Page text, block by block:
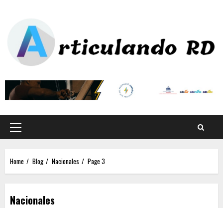
Home Blog Nacionales Page 3
Nacionales